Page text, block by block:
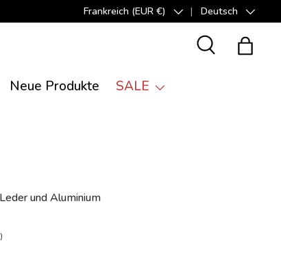
Land/Region
Frankreich (EUR €) SpracheDeutsch
Suche
Neue Produkte SALE
und Aluminium